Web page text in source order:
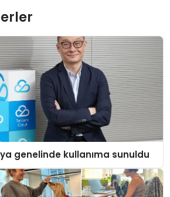
genelinde kullanıma sunuldu